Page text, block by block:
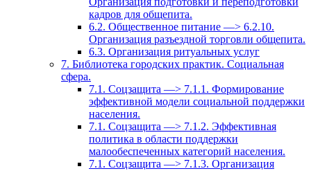
кадров для общепита.
6.2. Общественное питание —> 6.2.10.
Организация разъездной торговли общепита.
6.3. Организация ритуальных услуг
7. Библиотека городских практик. Социальная
сфера.
7.1. Соцзащита —> 7.1.1. Формирование
эффективной модели социальной поддержки
населения.
7.1. Соцзащита —> 7.1.2. Эффективная
политика в области поддержки
малообеспеченных категорий населения.
7.1. Соцзащита —> 7.1.3. Организация